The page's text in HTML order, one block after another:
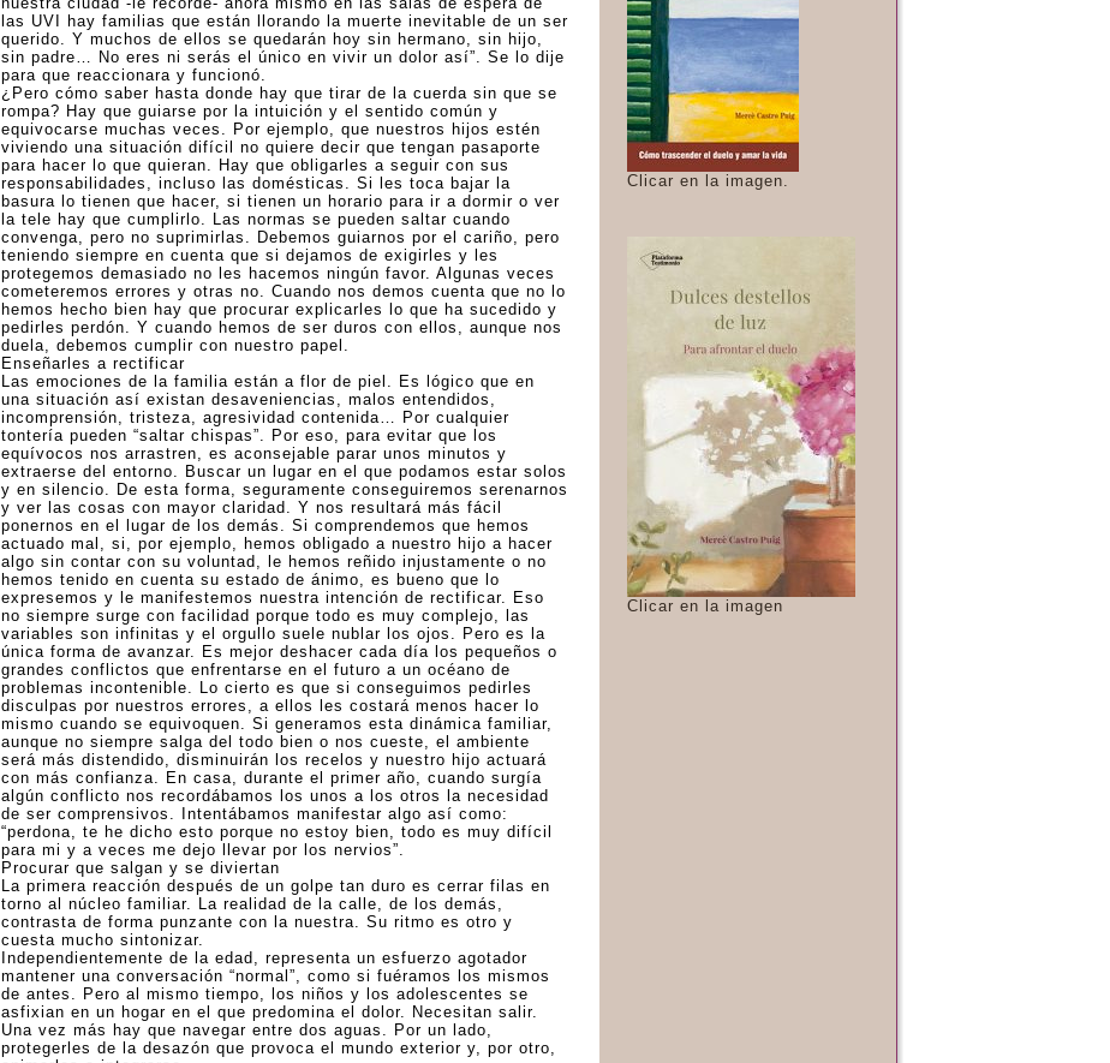
las UVI hay familias que están llorando la muerte inevitable de un ser
querido. Y muchos de ellos se quedarán hoy sin hermano, sin hijo,
sin padre… No eres ni serás el único en vivir un dolor así”. Se lo dije
para que reaccionara y funcionó.
¿Pero cómo saber hasta donde hay que tirar de la cuerda sin que se
rompa? Hay que guiarse por la intuición y el sentido común y
equivocarse muchas veces. Por ejemplo, que nuestros hijos estén
viviendo una situación difícil no quiere decir que tengan pasaporte
para hacer lo que quieran. Hay que obligarles a seguir con sus
responsabilidades, incluso las domésticas. Si les toca bajar la
basura lo tienen que hacer, si tienen un horario para ir a dormir o ver
la tele hay que cumplirlo. Las normas se pueden saltar cuando
convenga, pero no suprimirlas. Debemos guiarnos por el cariño, pero
teniendo siempre en cuenta que si dejamos de exigirles y les
protegemos demasiado no les hacemos ningún favor. Algunas veces
cometeremos errores y otras no. Cuando nos demos cuenta que no lo
hemos hecho bien hay que procurar explicarles lo que ha sucedido y
pedirles perdón. Y cuando hemos de ser duros con ellos, aunque nos
duela, debemos cumplir con nuestro papel.
Enseñarles a rectificar
Las emociones de la familia están a flor de piel. Es lógico que en
una situación así existan desaveniencias, malos entendidos,
incomprensión, tristeza, agresividad contenida… Por cualquier
tontería pueden “saltar chispas”. Por eso, para evitar que los
equívocos nos arrastren, es aconsejable parar unos minutos y
extraerse del entorno. Buscar un lugar en el que podamos estar solos
y en silencio. De esta forma, seguramente conseguiremos serenarnos
y ver las cosas con mayor claridad. Y nos resultará más fácil
ponernos en el lugar de los demás. Si comprendemos que hemos
actuado mal, si, por ejemplo, hemos obligado a nuestro hijo a hacer
algo sin contar con su voluntad, le hemos reñido injustamente o no
hemos tenido en cuenta su estado de ánimo, es bueno que lo
expresemos y le manifestemos nuestra intención de rectificar. Eso
no siempre surge con facilidad porque todo es muy complejo, las
variables son infinitas y el orgullo suele nublar los ojos. Pero es la
única forma de avanzar. Es mejor deshacer cada día los pequeños o
grandes conflictos que enfrentarse en el futuro a un océano de
problemas incontenible. Lo cierto es que si conseguimos pedirles
disculpas por nuestros errores, a ellos les costará menos hacer lo
mismo cuando se equivoquen. Si generamos esta dinámica familiar,
aunque no siempre salga del todo bien o nos cueste, el ambiente
será más distendido, disminuirán los recelos y nuestro hijo actuará
con más confianza. En casa, durante el primer año, cuando surgía
algún conflicto nos recordábamos los unos a los otros la necesidad
de ser comprensivos. Intentábamos manifestar algo así como:
“perdona, te he dicho esto porque no estoy bien, todo es muy difícil
para mi y a veces me dejo llevar por los nervios”.
Procurar que salgan y se diviertan
La primera reacción después de un golpe tan duro es cerrar filas en
torno al núcleo familiar. La realidad de la calle, de los demás,
contrasta de forma punzante con la nuestra. Su ritmo es otro y
cuesta mucho sintonizar.
Independientemente de la edad, representa un esfuerzo agotador
mantener una conversación “normal”, como si fuéramos los mismos
de antes. Pero al mismo tiempo, los niños y los adolescentes se
asfixian en un hogar en el que predomina el dolor. Necesitan salir.
Una vez más hay que navegar entre dos aguas. Por un lado,
protegerles de la desazón que provoca el mundo exterior y, por otro,
Clicar en la imagen.
Clicar en la imagen